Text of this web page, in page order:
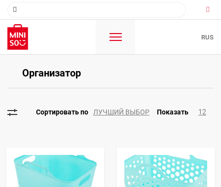
RUS
Oрганизатор
ЛУЧШИЙ ВЫБОР 12